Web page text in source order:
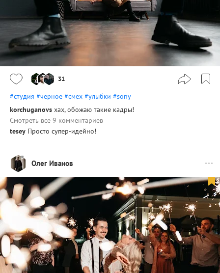
31
#студия #черное #смех #улыбки #sony
korchuganovs хах, обожаю такие кадры!
Смотреть все 9 комментариев
tesey Просто супер-идейно!
Олег Иванов